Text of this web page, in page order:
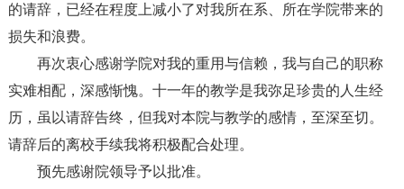
的请辞，已经在程度上减小了对我所在系、所在学院带来的
损失和浪费。
再次衷心感谢学院对我的重用与信赖，我与自己的职称
实难相配，深感惭愧。十一年的教学是我弥足珍贵的人生经
历，虽以请辞告终，但我对本院与教学的感情，至深至切。
请辞后的离校手续我将积极配合处理。
预先感谢院领导予以批准。